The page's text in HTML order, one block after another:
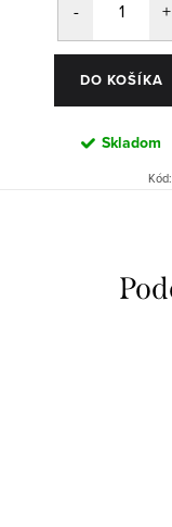
DO KOŠÍKA
Skladom
Kód: